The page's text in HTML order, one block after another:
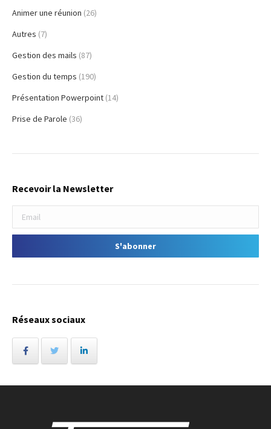
Animer une réunion (26)
Autres (7)
Gestion des mails (87)
Gestion du temps (190)
Présentation Powerpoint (14)
Prise de Parole (36)
Recevoir la Newsletter
Réseaux sociaux